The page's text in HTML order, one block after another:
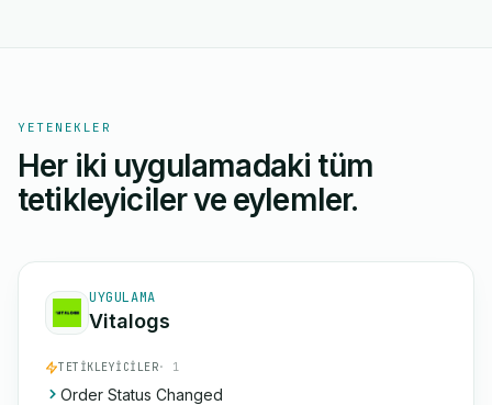
YETENEKLER
Her iki uygulamadaki tüm
tetikleyiciler ve eylemler.
UYGULAMA
Vitalogs
TETIKLEYICILER· 1
Order Status Changed